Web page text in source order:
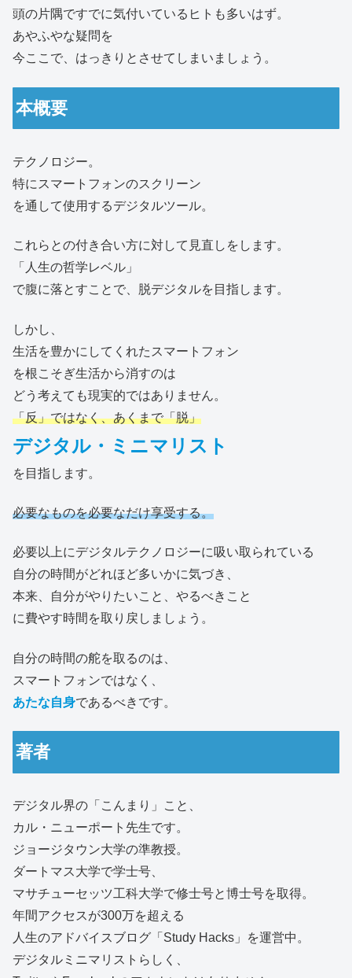
頭の片隅ですでに気付いているヒトも多いはず。
あやふやな疑問を
今ここで、はっきりとさせてしまいましょう。
本概要
テクノロジー。
特にスマートフォンのスクリーン
を通して使用するデジタルツール。
これらとの付き合い方に対して見直しをします。
「人生の哲学レベル」
で腹に落とすことで、脱デジタルを目指します。
しかし、
生活を豊かにしてくれたスマートフォン
を根こそぎ生活から消すのは
どう考えても現実的ではありません。
「反」ではなく、あくまで「脱」
デジタル・ミニマリスト
を目指します。
必要なものを必要なだけ享受する。
必要以上にデジタルテクノロジーに吸い取られている
自分の時間がどれほど多いかに気づき、
本来、自分がやりたいこと、やるべきこと
に費やす時間を取り戻しましょう。
自分の時間の舵を取るのは、
スマートフォンではなく、
あたな自身であるべきです。
著者
デジタル界の「こんまり」こと、
カル・ニューポート先生です。
ジョージタウン大学の準教授。
ダートマス大学で学士号、
マサチューセッツ工科大学で修士号と博士号を取得。
年間アクセスが300万を超える
人生のアドバイスブログ「Study Hacks」を運営中。
デジタルミニマリストらしく、